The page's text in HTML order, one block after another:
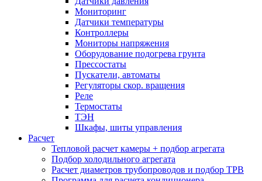
Мониторинг
Датчики температуры
Контроллеры
Мониторы напряжения
Оборудование подогрева грунта
Прессостаты
Пускатели, автоматы
Регуляторы скор. вращения
Реле
Термостаты
ТЭН
Шкафы, шиты управления
Расчет
Тепловой расчет камеры + подбор агрегата
Подбор холодильного агрегата
Расчет диаметров трубопроводов и подбор ТРВ